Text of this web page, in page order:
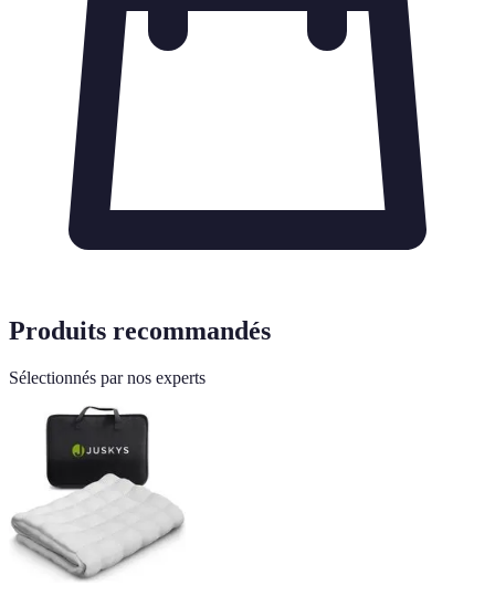
Produits recommandés
Sélectionnés par nos experts